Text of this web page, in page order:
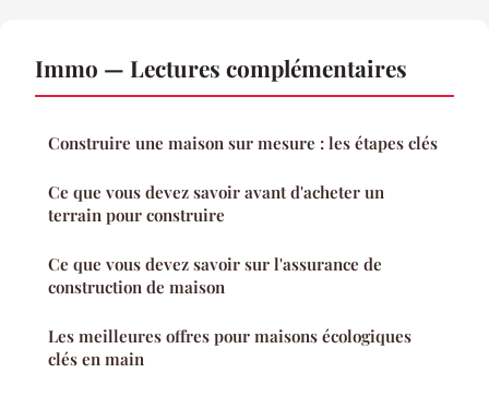
Immo — Lectures complémentaires
Construire une maison sur mesure : les étapes clés
Ce que vous devez savoir avant d'acheter un
terrain pour construire
Ce que vous devez savoir sur l'assurance de
construction de maison
Les meilleures offres pour maisons écologiques
clés en main